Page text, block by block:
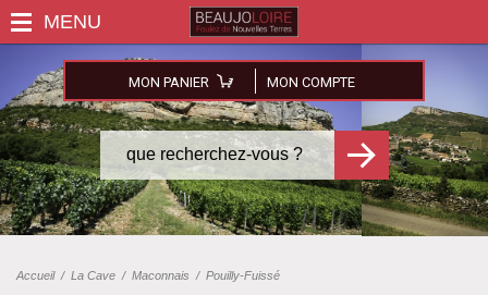
MON PANIER MON COMPTE
Accueil/ La Cave / Maconnais / Pouilly-Fuissé